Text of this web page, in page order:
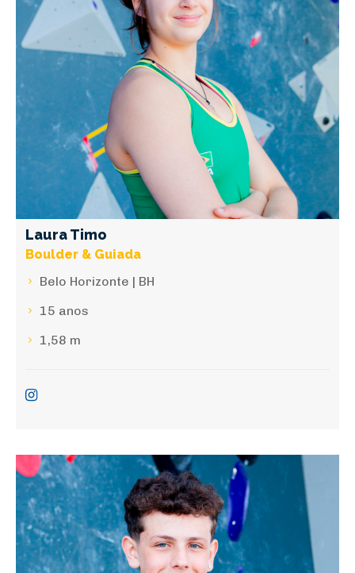
Laura Timo
Boulder & Guiada
Belo Horizonte | BH
15 anos
1,58 m